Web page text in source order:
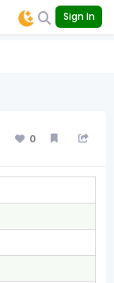
Sign In
0